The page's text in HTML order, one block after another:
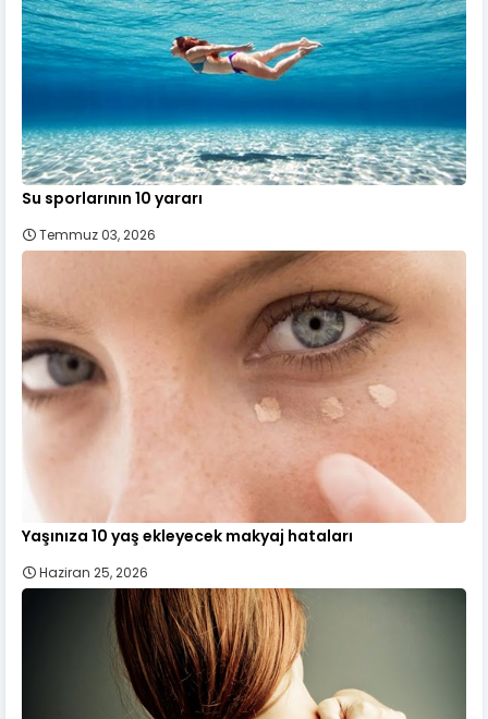
Su sporlarının 10 yararı
Temmuz 03, 2026
Yaşınıza 10 yaş ekleyecek makyaj hataları
Haziran 25, 2026